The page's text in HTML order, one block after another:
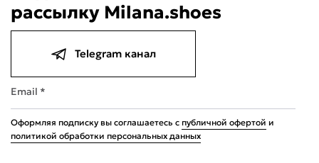
рассылку Milana.shoes
Telegram канал
Email *
Оформляя подписку вы соглашаетесь с публичной офертой и
политикой обработки персональных данных